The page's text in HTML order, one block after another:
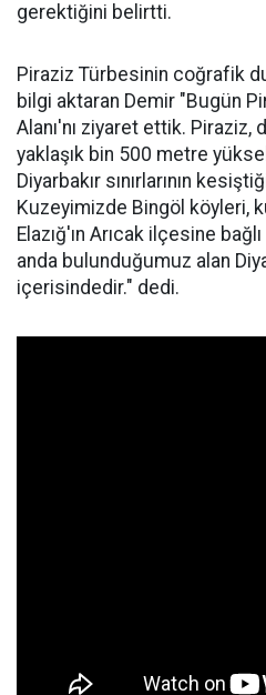
gerektiğini belirtti.
Piraziz Türbesinin coğrafik
bilgi aktaran Demir "Bugün
Alanı'nı ziyaret ettik. Piraziz,
yaklaşık bin 500 metre
Diyarbakır sınırlarının
Kuzeyimizde Bingöl köyleri,
Elazığ'ın Arıcak ilçesine
anda bulunduğumuz alan
içerisindedir." dedi.